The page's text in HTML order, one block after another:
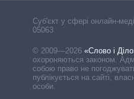
Cуб'єкт у сфері онлайн-
05063
© 2009—2026 «Слово і
охороняються законом.
собою право не
публікується на сайті,
особи.